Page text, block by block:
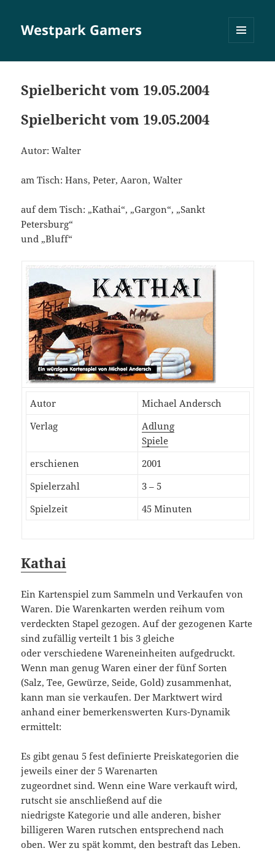
Westpark Gamers
Spielbericht vom 19.05.2004
Spielbericht vom 19.05.2004
Autor: Walter
am Tisch: Hans, Peter, Aaron, Walter
auf dem Tisch: „Kathai“, „Gargon“, „Sankt
Petersburg“
und „Bluff“
Autor
Michael Andersch
Verlag
Adlung
Spiele
erschienen
2001
Spielerzahl
3 – 5
Spielzeit
45 Minuten
Kathai
Ein Kartenspiel zum Sammeln und Verkaufen von
Waren. Die Warenkarten werden reihum vom
verdeckten Stapel gezogen. Auf der gezogenen Karte
sind zufällig verteilt 1 bis 3 gleiche
oder verschiedene Wareneinheiten aufgedruckt.
Wenn man genug Waren einer der fünf Sorten
(Salz, Tee, Gewürze, Seide, Gold) zusammenhat,
kann man sie verkaufen. Der Marktwert wird
anhand einer bemerkenswerten Kurs-Dynamik
ermittelt:
Es gibt genau 5 fest definierte Preiskategorien die
jeweils einer der 5 Warenarten
zugeordnet sind. Wenn eine Ware verkauft wird,
rutscht sie anschließend auf die
niedrigste Kategorie und alle anderen, bisher
billigeren Waren rutschen entsprechend nach
oben. Wer zu spät kommt, den bestraft das Leben.